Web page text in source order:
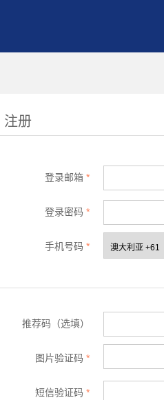
注册
登录邮箱 *
登录密码 *
手机号码 *
推荐码（选填）
图片验证码 *
短信验证码 *